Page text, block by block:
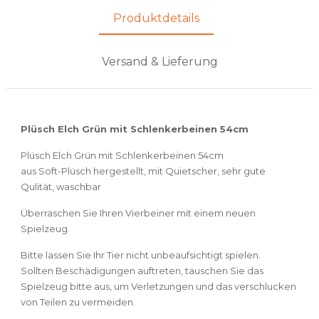
Produktdetails
Versand & Lieferung
Plüsch Elch Grün mit Schlenkerbeinen 54cm
Plüsch Elch Grün mit Schlenkerbeinen 54cm
aus Soft-Plüsch hergestellt, mit Quietscher, sehr gute
Qulität, waschbar
Überraschen Sie Ihren Vierbeiner mit einem neuen
Spielzeug.
Bitte lassen Sie Ihr Tier nicht unbeaufsichtigt spielen.
Sollten Beschädigungen auftreten, tauschen Sie das
Spielzeug bitte aus, um Verletzungen und das verschlucken
von Teilen zu vermeiden.